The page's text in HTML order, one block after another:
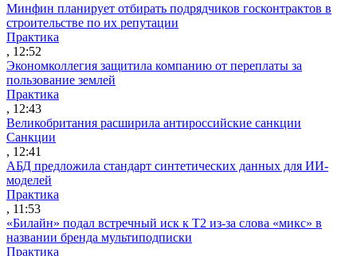
Минфин планирует отбирать подрядчиков госконтрактов в
строительстве по их репутации
Практика
, 12:52
Экономколлегия защитила компанию от переплаты за
пользование землей
Практика
, 12:43
Великобритания расширила антироссийские санкции
Санкции
, 12:41
АБД предложила стандарт синтетических данных для ИИ-
моделей
Практика
, 11:53
«Билайн» подал встречный иск к Т2 из-за слова «микс» в
названии бренда мультиподписки
Практика